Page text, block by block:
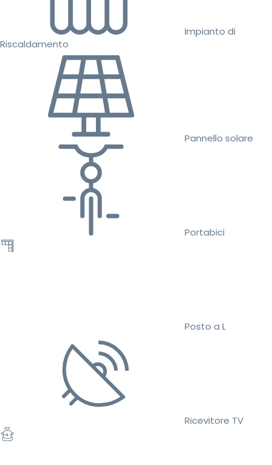
Impianto di
Riscaldamento
Pannello solare
Portabici
Posto a L
Ricevitore TV